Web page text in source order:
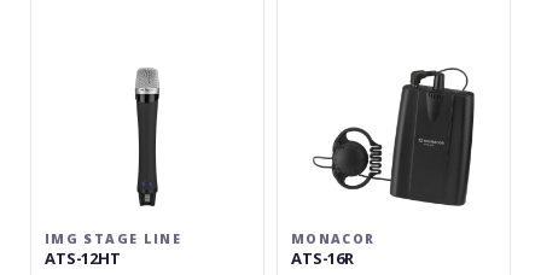
IMG STAGE LINE
ATS-12HT
MONACOR
ATS-16R